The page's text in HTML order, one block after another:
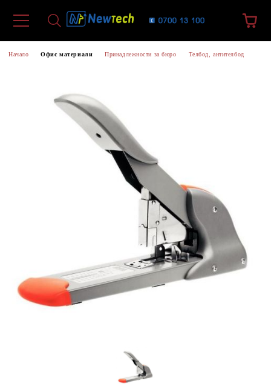
Начало Офис материали Принадлежности за бюро Телбод, антителбод